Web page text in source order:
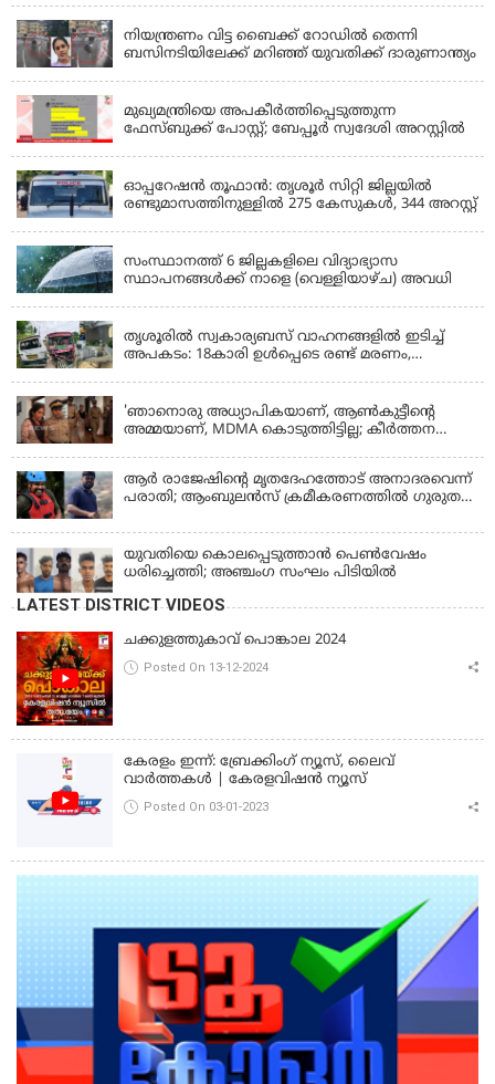
നിയന്ത്രണം വിട്ട ബൈക്ക് റോഡിൽ തെന്നി
ബസിനടിയിലേക്ക് മറിഞ്ഞ് യുവതിക്ക് ദാരുണാന്ത്യം
മുഖ്യമന്ത്രിയെ അപകീർത്തിപ്പെടുത്തുന്ന
ഫേസ്‌ബുക്ക് പോസ്റ്റ്; ബേപ്പൂർ സ്വദേശി അറസ്റ്റിൽ
ഓപ്പറേഷൻ തൂഫാൻ: തൃശൂർ സിറ്റി ജില്ലയിൽ
രണ്ടുമാസത്തിനുള്ളിൽ 275 കേസുകൾ, 344 അറസ്റ്റ്
സംസ്ഥാനത്ത് 6 ജില്ലകളിലെ വിദ്യാഭ്യാസ
സ്ഥാപനങ്ങൾക്ക് നാളെ (വെള്ളിയാഴ്ച) അവധി
തൃശൂരിൽ സ്വകാര്യബസ് വാഹനങ്ങളില്‍ ഇടിച്ച്
അപകടം: 18കാരി ഉൾപ്പെടെ രണ്ട് മരണം,
'ഞാനൊരു അധ്യാപികയാണ്, ആണ്‍കുട്ടീന്റെ
അമ്മയാണ്‌, MDMA കൊടുത്തിട്ടില്ല; കീർത്തന
ആര്‍ രാജേഷിന്റെ മൃതദേഹത്തോട് അനാദരവെന്ന്
പരാതി; ആംബുലന്‍സ് ക്രമീകരണത്തില്‍ ഗുരുതര
ഫ്രീസര്‍ സംവിധാനം ഇല്ലാതെയെന്നും ആരോപണം
യുവതിയെ കൊലപ്പെടുത്താൻ പെൺവേഷം
ധരിച്ചെത്തി; അഞ്ചംഗ സംഘം പിടിയിൽ
LATEST DISTRICT VIDEOS
ചക്കുളത്തുകാവ് പൊങ്കാല 2024
Posted On 13-12-2024
കേരളം ഇന്ന്: ബ്രേക്കിംഗ് ന്യൂസ്, ലൈവ്
വാർത്തകൾ | കേരളവിഷൻ ന്യൂസ്
Posted On 03-01-2023